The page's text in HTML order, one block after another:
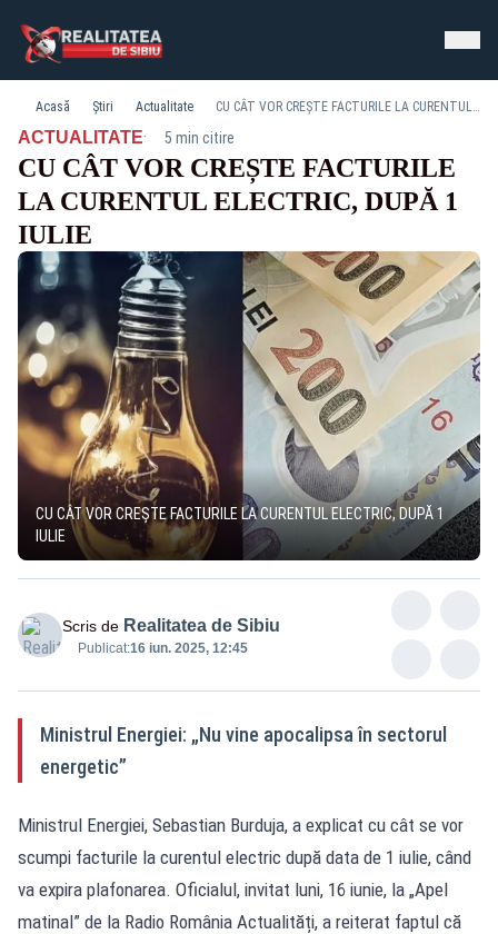
Acasă Știri Actualitate CU CÂT VOR CREȘTE FACTURILE LA CURENTUL ELECTRIC, DUPĂ 1 IULIE
ACTUALITATE· 5 min citire
CU CÂT VOR CREȘTE FACTURILE
LA CURENTUL ELECTRIC, DUPĂ 1
IULIE
CU CÂT VOR CREȘTE FACTURILE LA CURENTUL ELECTRIC, DUPĂ 1
IULIE
Scris de Realitatea de Sibiu
Publicat:16 iun. 2025, 12:45
Ministrul Energiei: „Nu vine apocalipsa în sectorul
energetic”
Ministrul Energiei, Sebastian Burduja, a explicat cu cât se vor
scumpi facturile la curentul electric după data de 1 iulie, când
va expira plafonarea. Oficialul, invitat luni, 16 iunie, la „Apel
matinal” de la Radio România Actualități, a reiterat faptul că